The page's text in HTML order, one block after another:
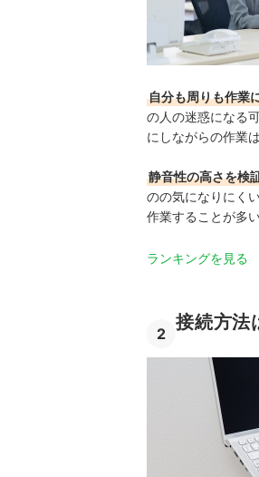
自分も周りも作業
の人の迷惑になる
にしながらの作業
静音性の高さを検
のの気になりにく
作業することが多
ランキングを見る
2
接続方法